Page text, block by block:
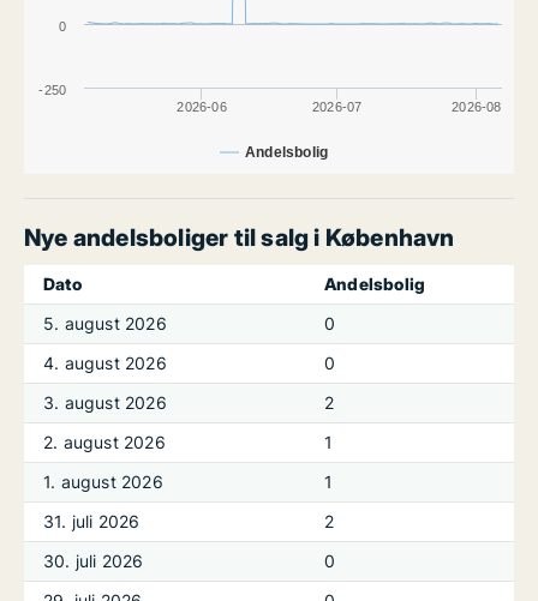
Andelsbolig
2026-06 2026-07 2026-08
-250
0
Nye andelsboliger til salg i København
Dato
Andelsbolig
5. august 2026
0
4. august 2026
0
3. august 2026
2
2. august 2026
1
1. august 2026
1
31. juli 2026
2
30. juli 2026
0